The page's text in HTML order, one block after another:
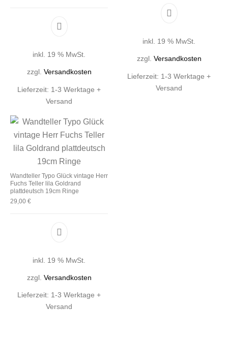
inkl. 19 % MwSt.
zzgl. Versandkosten
Lieferzeit: 1-3 Werktage +
Versand
inkl. 19 % MwSt.
zzgl. Versandkosten
Lieferzeit: 1-3 Werktage +
Versand
Wandteller Typo Glück vintage Herr
Fuchs Teller lila Goldrand
plattdeutsch 19cm Ringe
29,00 €
inkl. 19 % MwSt.
zzgl. Versandkosten
Lieferzeit: 1-3 Werktage +
Versand